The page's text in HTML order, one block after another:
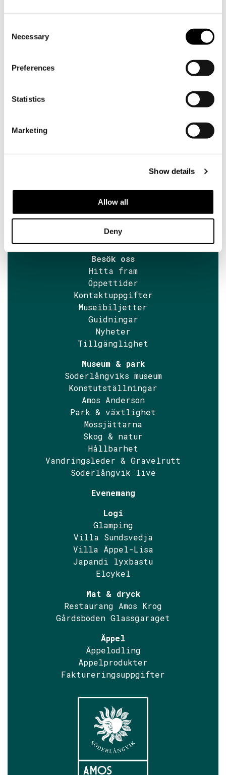
Selection
Necessary
Preferences
Statistics
Marketing
Show details
Allow all
Deny
GÅRDSBODEN GLASSGARAGET »
Söderlångvik
Amos Anderson vägen 2, 25870
+358 2 424 662
Besök oss
Hitta fram
Öppettider
Kontaktuppgifter
Museibiljetter
Guidningar
Nyheter
Tillgänglighet
Museum & park
Söderlångviks museum
Konstutställningar
Amos Anderson
Park & växtlighet
Mossjättarna
Skog & natur
Hållbarhet
Vandringsleder & Gravelrutt
Söderlångvik live
Evenemang
Logi
Glamping
Villa Sundsvedja
Villa Äppel-Lisa
Japandi lyxbastu
Elcykel
Mat & dryck
Restaurang Amos Krog
Gårdsboden Glassgaraget
Äppel
Äppelodling
Äppelprodukter
Faktureringsuppgifter